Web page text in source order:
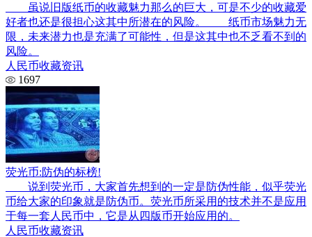
虽说旧版纸币的收藏魅力那么的巨大，可是不少的收藏爱
好者也还是很担心这其中所潜在的风险。 纸币市场魅力无
限，未来潜力也是充满了可能性，但是这其中也不乏看不到的
风险。
人民币收藏资讯
1697
荧光币:防伪的标榜!
说到荧光币，大家首先想到的一定是防伪性能，似乎荧光
币给大家的印象就是防伪币。荧光币所采用的技术并不是应用
于每一套人民币中，它是从四版币开始应用的。
人民币收藏资讯